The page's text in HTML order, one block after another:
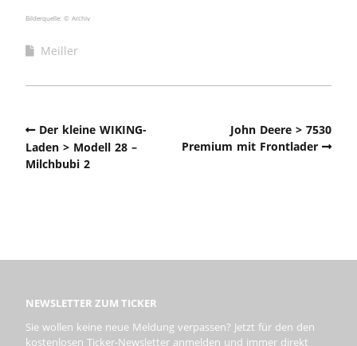
Bilderquelle: © Archiv
Meiller
Der kleine WIKING-
Laden > Modell 28 –
Milchbubi 2
John Deere > 7530
Premium mit Frontlader
NEWSLETTER ZUM TICKER
Sie wollen keine neue Meldung verpassen? Jetzt für den den
kostenlosen Ticker-Newsletter anmelden und immer direkt